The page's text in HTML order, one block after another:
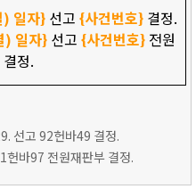
일자}선고 {사건번호}결정.
) 일자}선고 {사건번호}전원
정.
선고 92헌바49 결정.
바97 전원재판부 결정.